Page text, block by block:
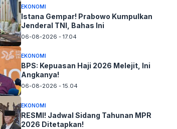
EKONOMI
Istana Gempar! Prabowo Kumpulkan
Jenderal TNI, Bahas Ini
06-08-2026 - 17.04
EKONOMI
BPS: Kepuasan Haji 2026 Melejit, Ini
Angkanya!
06-08-2026 - 15.04
EKONOMI
RESMI! Jadwal Sidang Tahunan MPR
2026 Ditetapkan!